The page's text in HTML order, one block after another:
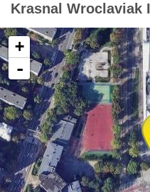
Krasnal Wroclaviak
+
-